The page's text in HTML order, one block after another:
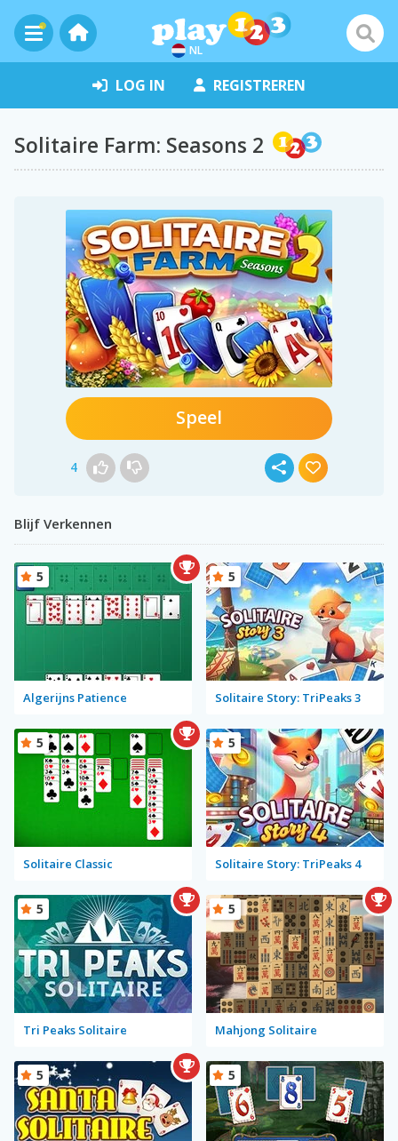
NL
LOG IN REGISTREREN
Solitaire Farm: Seasons 2
Speel
4
Blijf Verkennen
Algerijns Patience
5
Solitaire Story: TriPeaks 3
5
Solitaire Classic
5
Solitaire Story: TriPeaks 4
5
Tri Peaks Solitaire
5
Mahjong Solitaire
5
5 5